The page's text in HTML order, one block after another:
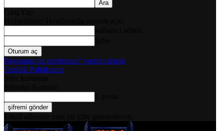
Parolanızı mı unuttunuz? yardım almak
Gizlilik Politikamız